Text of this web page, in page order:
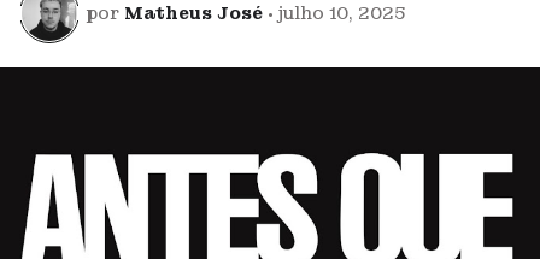
por Matheus José • julho 10, 2025